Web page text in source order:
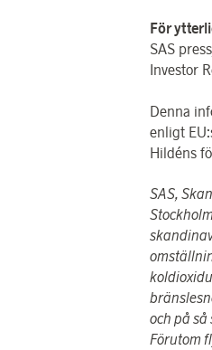
För
SAS
Investor
Denna
enligt
Hildéns
SAS,
och på
Förutom